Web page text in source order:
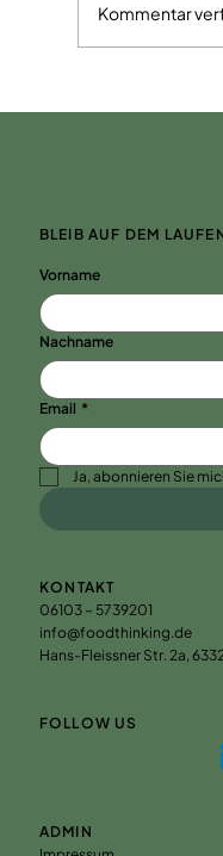
Kommentar
KONTAKT
06103 – 5739201
info@foodthinking.de
Hans-Fleissner Str. 2a,
FOLLOW US
BLEIB AUF DEM
Vorname
Nachname
Email *
Ja, abonnieren Sie
ADMIN